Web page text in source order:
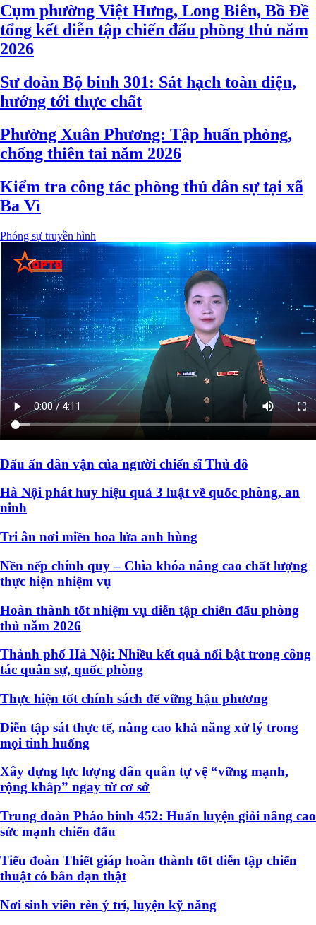
Cụm phường Việt Hưng, Long Biên, Bồ Đề
tổng kết diễn tập chiến đấu phòng thủ năm
2026
Sư đoàn Bộ binh 301: Sát hạch toàn diện,
hướng tới thực chất
Phường Xuân Phương: Tập huấn phòng,
chống thiên tai năm 2026
Kiểm tra công tác phòng thủ dân sự tại xã
Ba Vì
Phóng sự truyền hình
Dấu ấn dân vận của người chiến sĩ Thủ đô
Hà Nội phát huy hiệu quả 3 luật về quốc phòng, an
ninh
Tri ân nơi miền hoa lửa anh hùng
Nền nếp chính quy – Chìa khóa nâng cao chất lượng
thực hiện nhiệm vụ
Hoàn thành tốt nhiệm vụ diễn tập chiến đấu phòng
thủ năm 2026
Thành phố Hà Nội: Nhiều kết quả nổi bật trong công
tác quân sự, quốc phòng
Thực hiện tốt chính sách để vững hậu phương
Diễn tập sát thực tế, nâng cao khả năng xử lý trong
mọi tình huống
Xây dựng lực lượng dân quân tự vệ “vững mạnh,
rộng khắp” ngay từ cơ sở
Trung đoàn Pháo binh 452: Huấn luyện giỏi nâng cao
sức mạnh chiến đấu
Tiểu đoàn Thiết giáp hoàn thành tốt diễn tập chiến
thuật có bắn đạn thật
Nơi sinh viên rèn ý trí, luyện kỹ năng